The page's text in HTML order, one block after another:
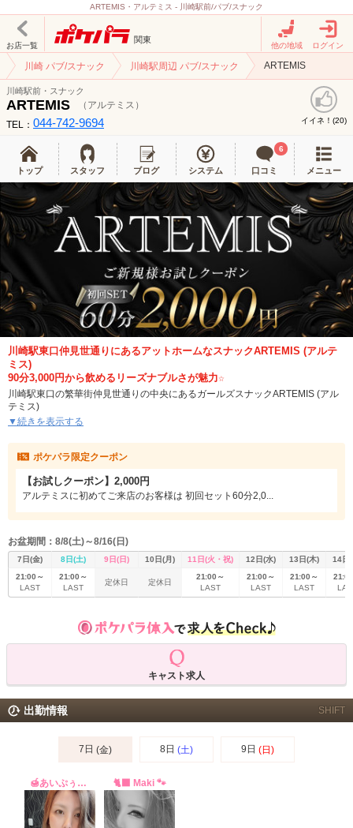
ARTEMIS・アルテミス - 川崎駅前/パブ/スナック
お店一覧
関東
他の地域 ログイン
川崎 パブ/スナック 川崎駅周辺 パブ/スナック ARTEMIS
川崎駅前・スナック
ARTEMIS
（アルテミス）
TEL： 044-742-9694 イイネ！(20)
トップ スタッフ ブログ システム 口コミ
6
メニュー
川崎駅東口仲見世通りにあるアットホームなスナックARTEMIS (アルテ
ミス)
90分3,000円から飲めるリーズナブルさが魅力☆
川崎駅東口の繁華街仲見世通りの中央にあるガールズスナックARTEMIS (アル
テミス)
アルテミスの魅力はなんといってもリーズナブルさ。
カラオケも無料でご利用頂けます。
お店は広めでソファータイプなので、お一人でのんびりお飲みになることも多
人数でワイワイ楽しんむこともできます。
1ゲーム100円でダーツも遊べるので、飲んで歌って遊んでとついつい長居しち
ゃうようなスナックです。
す。
2,000円でご案内致します。
▼続きを表示する
ポケパラ限定クーポン
【お試しクーポン】2,000円
アルテミスに初めてご来店のお客様は 初回セット60分2,0...
お盆期間：8/8(土)～8/16(日)
7日(金) 8日(土) 9日(日) 10日(月) 11日(火・祝) 12日(水) 13日(木)
14日
21:00～
LAST
21:00～
LAST
定休日 定休日
21:00～
LAST
21:00～
LAST
21:00～
LAST
キャスト求人
出勤情報 SHIFT
7日 (金) 8日 (土) 9日 (日)
🍯あいぷぅ〜🍯 ‪🐈‍⬛ Maki 🐾‪